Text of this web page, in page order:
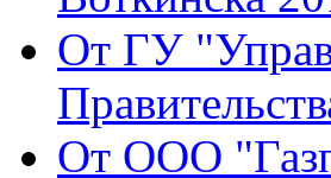
От ГУ
От ООО